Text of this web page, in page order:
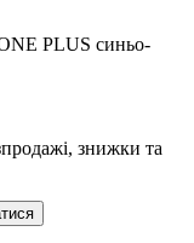
PLUS синьо-
знижки та